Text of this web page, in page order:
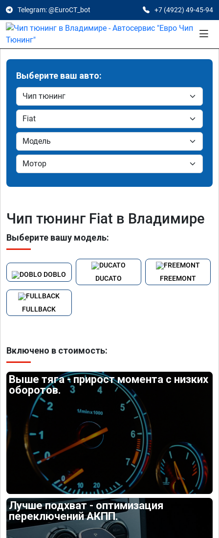
Telegram: @EuroCT_bot +7 (4922) 49-45-94
Выберите ваш авто:
Чип тюнинг Fiat в Владимире
Выберите вашу модель:
DOBLO
DUCATO FREEMONT
FULLBACK
Включено в стоимость:
Выше тяга - прирост момента с низких
оборотов.
Лучше подхват - оптимизация
переключений АКПП.